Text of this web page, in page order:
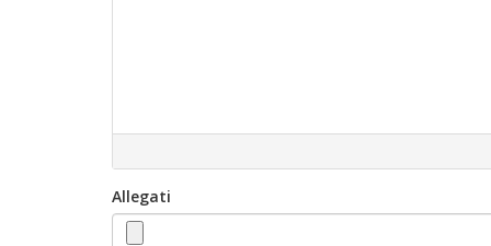
Allegati